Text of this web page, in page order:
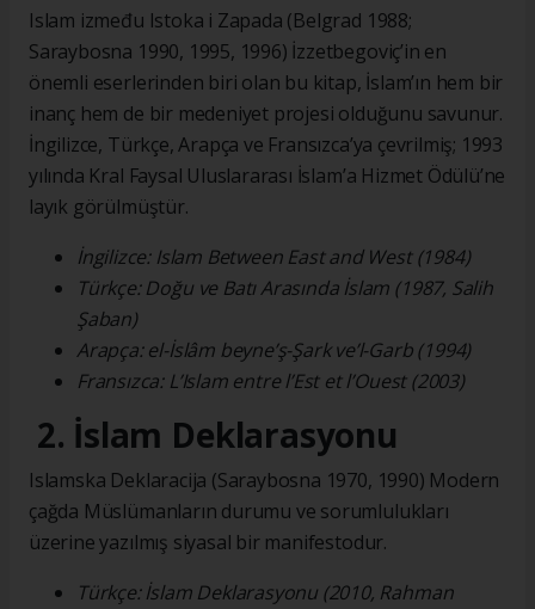
Islam između Istoka i Zapada (Belgrad 1988;
Saraybosna 1990, 1995, 1996) İzzetbegoviç’in en
önemli eserlerinden biri olan bu kitap, İslam’ın hem bir
inanç hem de bir medeniyet projesi olduğunu savunur.
İngilizce, Türkçe, Arapça ve Fransızca’ya çevrilmiş; 1993
yılında Kral Faysal Uluslararası İslam’a Hizmet Ödülü’ne
layık görülmüştür.
İngilizce: Islam Between East and West (1984)
Türkçe: Doğu ve Batı Arasında İslam (1987, Salih
Şaban)
Arapça: el-İslâm beyne’ş-Şark ve’l-Garb (1994)
Fransızca: L’Islam entre l’Est et l’Ouest (2003)
2. İslam Deklarasyonu
Islamska Deklaracija (Saraybosna 1970, 1990) Modern
çağda Müslümanların durumu ve sorumlulukları
üzerine yazılmış siyasal bir manifestodur.
Türkçe: İslam Deklarasyonu (2010, Rahman